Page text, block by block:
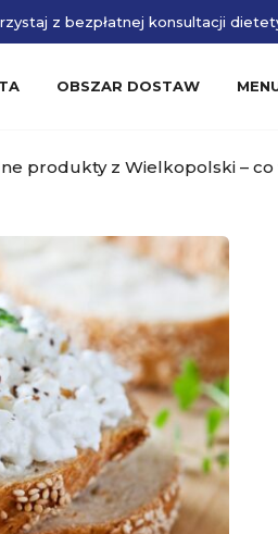
z bezpłatnej konsultacji
OBSZAR DOSTAW
produkty z Wielkopolski –